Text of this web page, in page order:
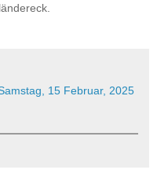
15 Februar, 2025